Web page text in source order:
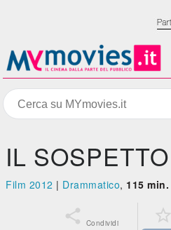
IL SOSPETTO
Film 2012 | Drammatico, 115 min.
 Condividi 